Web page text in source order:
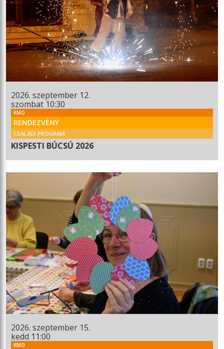
2026. szeptember 12.
szombat 10:30
KMO
RENDEZVÉNY
CSALÁDI PROGRAM
KISPESTI BÚCSÚ 2026
2026. szeptember 15.
kedd 11:00
KMO